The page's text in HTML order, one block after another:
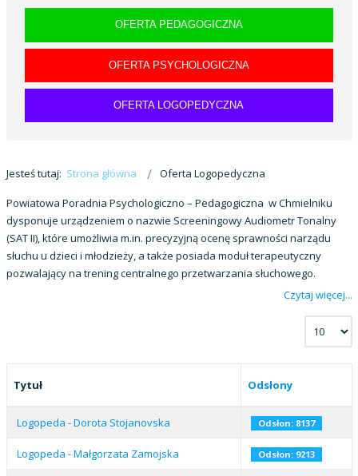
OFERTA PEDAGOGICZNA
OFERTA PSYCHOLOGICZNA
OFERTA LOGOPEDYCZNA
Jesteś tutaj: Strona główna Oferta Logopedyczna
Powiatowa Poradnia Psychologiczno – Pedagogiczna w Chmielniku
dysponuje urządzeniem o nazwie Screeningowy Audiometr Tonalny
(SAT II), które umożliwia m.in. precyzyjną ocenę sprawności narządu
słuchu u dzieci i młodzieży, a także posiada moduł terapeutyczny
pozwalający na trening centralnego przetwarzania słuchowego.
Czytaj więcej...
Tytuł Odsłony
Logopeda - Dorota Stojanovska Odsłon: 8137
Logopeda - Małgorzata Zamojska Odsłon: 9213